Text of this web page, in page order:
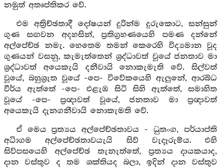
නමුත් අතෘප්තිකර වේ.
එම අත්‍රිච්ඡතාදී දෝෂයන් දුරින්ම දුරුකොට, සන්සුන්
ගුණ සඟවන අදහසින්, ප්‍රතිග්‍රහණයෙහි පමණ දන්නේ
අල්පේච්ඡ නමැ. හෙතෙම තමන් කෙරෙහි විද්‍යමාන වූද
ගුණයන් වසනු, කැමැත්තෙන් ශ්‍රද්ධාවත් වූයේ ජනතාව මා
ශ්‍රද්ධාවත් අයෙකැයි දනීවායි නොකැමැති වේ. සිල්වත්
වූයේ, බහුශ්‍රැත වූයේ -පෙ- විවේකයෙහි ඇලුනේ, ආරබ්ධ
වීර්ය ඇත්තේ -පෙ- එළැඹ සිටි සිහි ඇත්තේ, සමාහිත
වූයේ -පෙ- ප්‍රඥාවත් වූයේ, ජනතාව මා ප්‍රඥාවත්
අයෙකැයි දැනගනීවායි නොකැමති වේ.
ඒ මෙය ප්‍රත්‍යය අල්පේච්ඡතාවය - ධුතංග, පර්යාප්ති
අධිාගම අල්පේච්ඡතාවයැයි සිව් වැදෑරුම්ය. එහි
සිව්පසයෙහි අල්පේච්ඡ තැනැත්තේ, ප්‍රත්‍යය දායකයාද,
දාන වස්තුව ද තම ශක්තියද බලා, ඉදින් දාන වස්තුව